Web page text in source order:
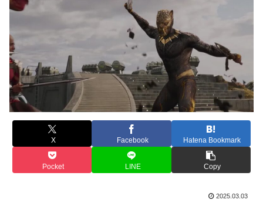
X Facebook Hatena Bookmark
Pocket LINE Copy
2025.03.03